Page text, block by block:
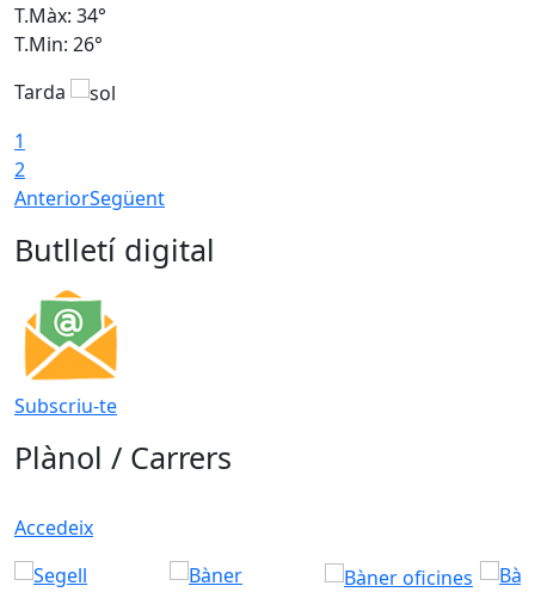
T.Màx: 34°
T.Min: 26°
Tarda
1
2
AnteriorSegüent
Butlletí digital
Subscriu-te
Plànol / Carrers
Accedeix